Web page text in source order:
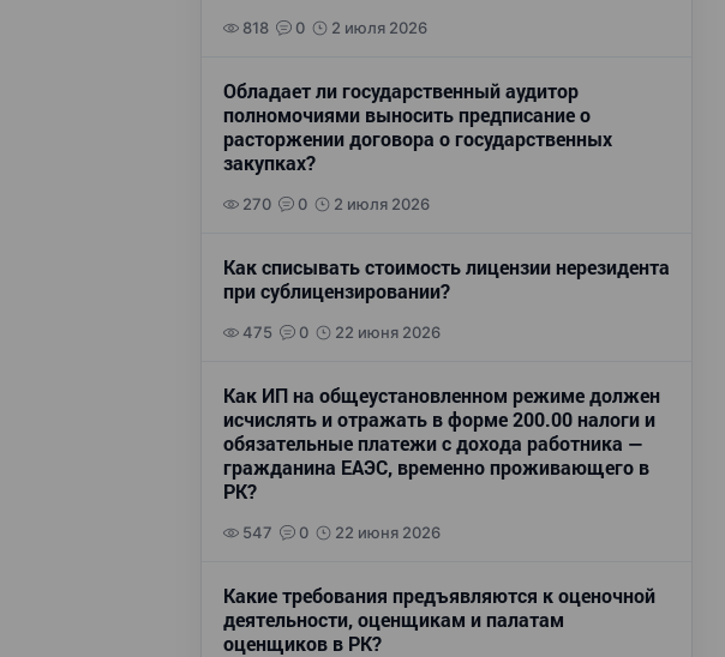
818 0 2 июля 2026
Обладает ли государственный аудитор
полномочиями выносить предписание о
расторжении договора о государственных
закупках?
270 0 2 июля 2026
Как списывать стоимость лицензии нерезидента
при сублицензировании?
475 0 22 июня 2026
Как ИП на общеустановленном режиме должен
исчислять и отражать в форме 200.00 налоги и
обязательные платежи с дохода работника —
гражданина ЕАЭС, временно проживающего в
РК?
547 0 22 июня 2026
Какие требования предъявляются к оценочной
деятельности, оценщикам и палатам
оценщиков в РК?